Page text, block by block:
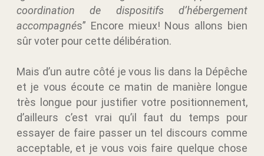
coordination de dispositifs d’hébergement
accompagnés” Encore mieux! Nous allons bien
sûr voter pour cette délibération.
Mais d’un autre côté je vous lis dans la Dépêche
et je vous écoute ce matin de manière longue
très longue pour justifier votre positionnement,
d’ailleurs c’est vrai qu’il faut du temps pour
essayer de faire passer un tel discours comme
acceptable, et je vous vois faire quelque chose